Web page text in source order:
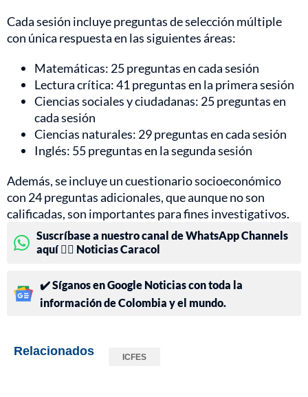
Cada sesión incluye preguntas de selección múltiple
con única respuesta en las siguientes áreas:
Matemáticas: 25 preguntas en cada sesión
Lectura crítica: 41 preguntas en la primera sesión
Ciencias sociales y ciudadanas: 25 preguntas en
cada sesión
Ciencias naturales: 29 preguntas en cada sesión
Inglés: 55 preguntas en la segunda sesión
Además, se incluye un cuestionario socioeconómico
con 24 preguntas adicionales, que aunque no son
calificadas, son importantes para fines investigativos.
Suscríbase a nuestro canal de WhatsApp Channels
aquí 👉🏻 Noticias Caracol
✔️ Síganos en Google Noticias con toda la
información de Colombia y el mundo.
Relacionados ICFES